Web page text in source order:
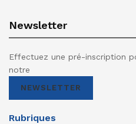
Newsletter
Effectuez une pré-inscription
notre
NEWSLETTER
Rubriques